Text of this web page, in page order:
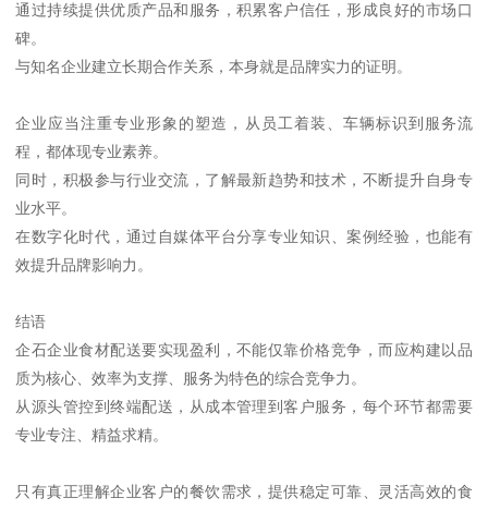
通过持续提供优质产品和服务，积累客户信任，形成良好的市场口
碑。
与知名企业建立长期合作关系，本身就是品牌实力的证明。
企业应当注重专业形象的塑造，从员工着装、车辆标识到服务流
程，都体现专业素养。
同时，积极参与行业交流，了解最新趋势和技术，不断提升自身专
业水平。
在数字化时代，通过自媒体平台分享专业知识、案例经验，也能有
效提升品牌影响力。
结语
企石企业食材配送要实现盈利，不能仅靠价格竞争，而应构建以品
质为核心、效率为支撑、服务为特色的综合竞争力。
从源头管控到终端配送，从成本管理到客户服务，每个环节都需要
专业专注、精益求精。
只有真正理解企业客户的餐饮需求，提供稳定可靠、灵活高效的食